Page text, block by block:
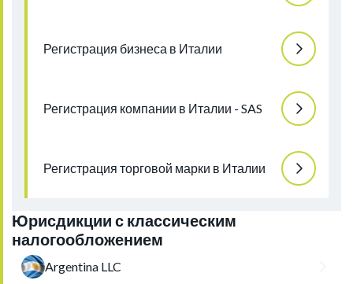
Регистрация бизнеса в Италии
Регистрация компании в Италии - SAS
Регистрация торговой марки в Италии
Юрисдикции с классическим
налогообложением
Argentina LLC